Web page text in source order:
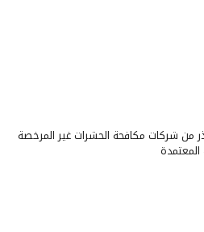
من شركات مكافحة الحشرات غير المرخصة